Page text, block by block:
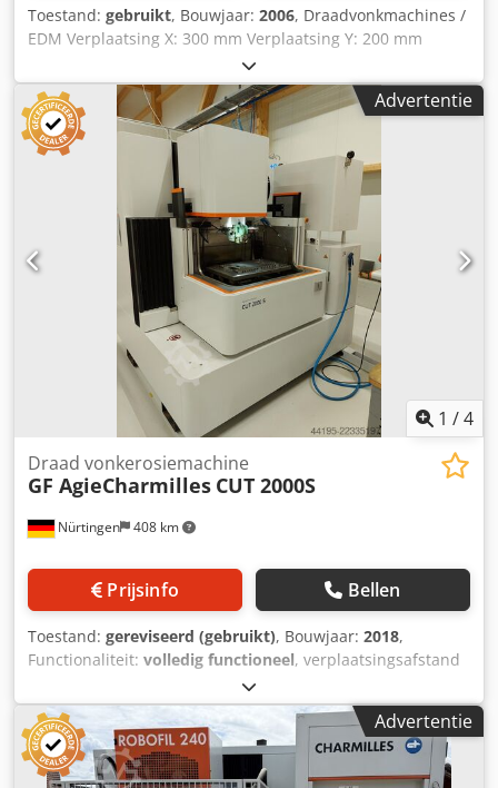
Toestand: gebruikt, Bouwjaar: 2006, Draadvonkmachines /
EDM Verplaatsing X: 300 mm Verplaatsing Y: 200 mm
Verplaatsing Z: 200 mm Max. werkstukgrootte X: 500 mm
Max. werkstukgrootte Y: 300 mm Max. werkstukgrootte Z:
200 mm Max. werkstukgewicht: 300 kg Tafelafmeting X: 536
mm Tafelafmeting Y: 337 mm Met automatische
draadinvoer U/V-as: 80x80 Generator: 60 ampère Snijden
in waterbad Besturing: Sodick LN1W Cedjy Uvpdepfx
Abnjha Coniciteit: ±20° / 80 mm Draaddiameter: 0,15–0,30
Advertentie
1 /4
Nürtingen 408 km
Draad vonkerosiemachine
GF AgieCharmilles CUT 2000S
Prijsinfo Bellen
Toestand: gereviseerd (gebruikt), Bouwjaar: 2018,
Functionaliteit: volledig functioneel, verplaatsingsafstand
, verplaatsing Y-as:
verplaatsingsafstand Z-as:256 mm, GF AgieCharmilles CUT
2000S Bouwjaar 2018 Verplaatsingsbereiken: X = 350 mm,
Y = 250 mm, Z = 256 mm Verplaatsingsbereiken U/V-as: +/-
70 mm Maximale conische hoek: 30° bij een hoogte van
Advertentie